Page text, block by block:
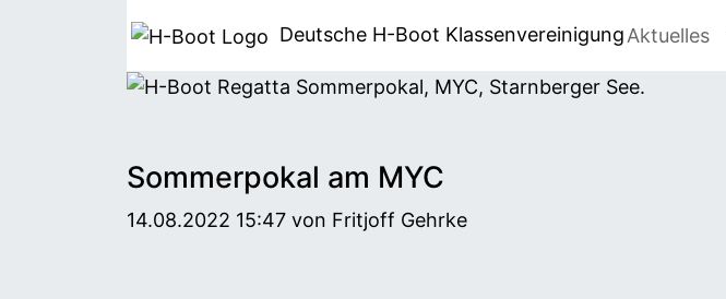
Deutsche H-Boot KlassenvereinigungAktuelles
Sommerpokal am MYC
14.08.2022 15:47von Fritjoff Gehrke